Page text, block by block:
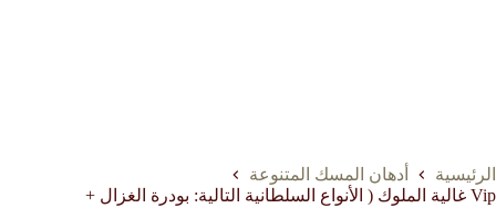
الرئيسية
أدهان المسك المتنوعة
Vip غالية الملوك ( الأنواع السلطانية التالية: بودرة الغزال +